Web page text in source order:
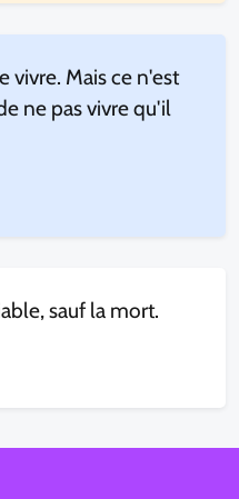
vivre. Mais ce n'est
ne pas vivre qu'il
sauf la mort.